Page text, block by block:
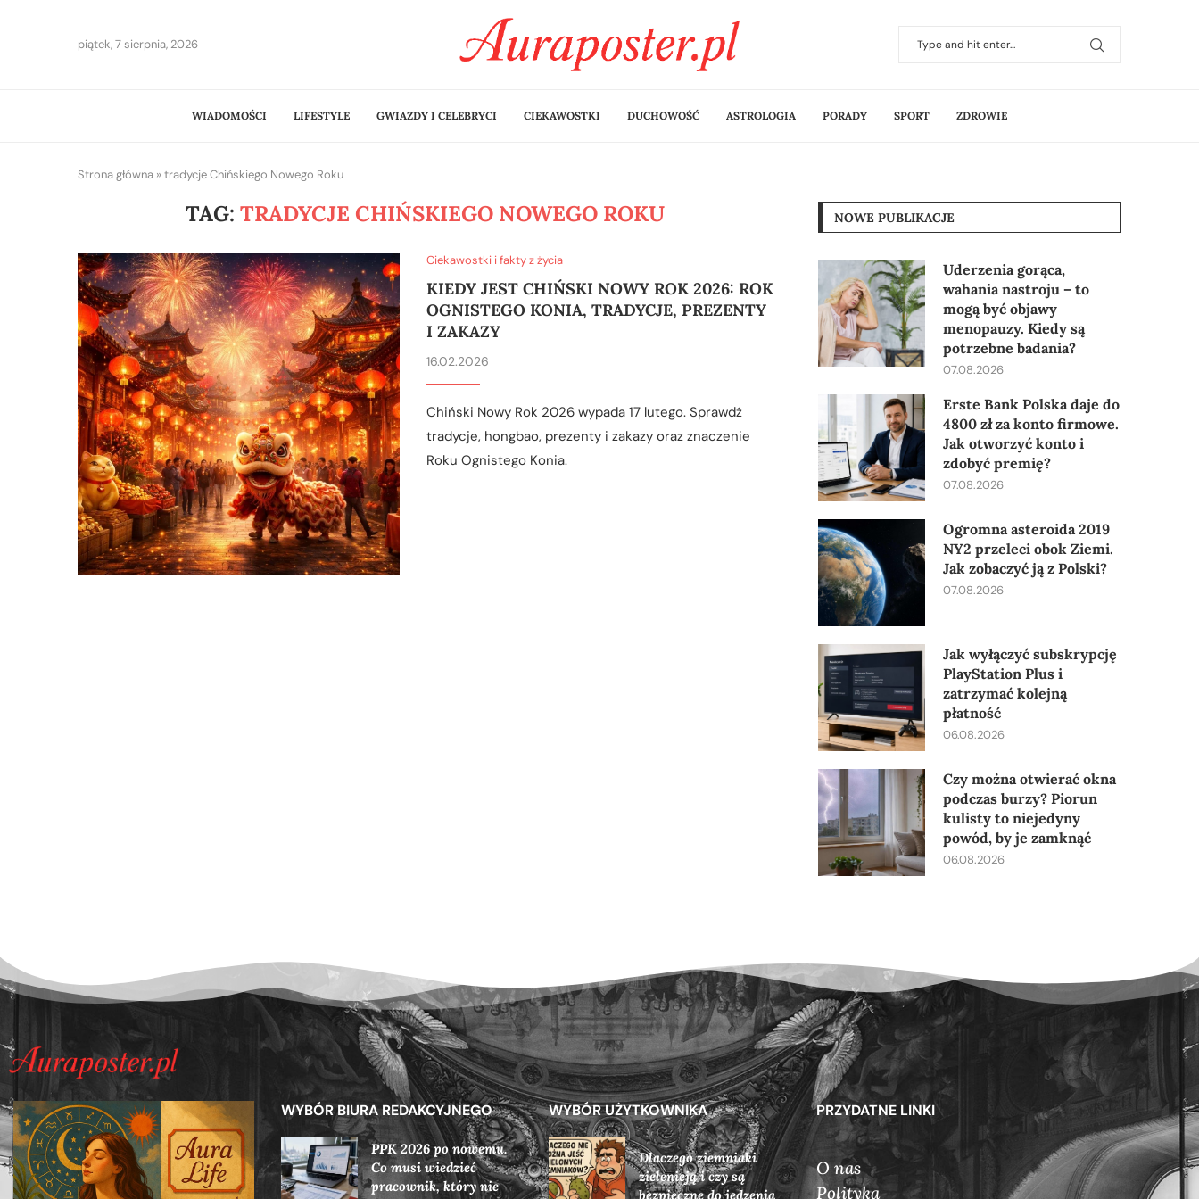
piątek, 7 sierpnia, 2026
WIADOMOŚCI LIFESTYLE GWIAZDY I CELEBRYCI CIEKAWOSTKI DUCHOWOŚĆ ASTROLOGIA PORADY SPORT ZDROWIE
Strona główna » tradycje Chińskiego Nowego Roku
TAG:TRADYCJE CHIŃSKIEGO NOWEGO ROKU
Ciekawostki i fakty z życia
KIEDY JEST CHIŃSKI NOWY ROK 2026: ROK
OGNISTEGO KONIA, TRADYCJE, PREZENTY
I ZAKAZY
16.02.2026
Chiński Nowy Rok 2026 wypada 17 lutego. Sprawdź
tradycje, hongbao, prezenty i zakazy oraz znaczenie
Roku Ognistego Konia.
NOWE PUBLIKACJE
Uderzenia gorąca,
wahania nastroju – to
mogą być objawy
menopauzy. Kiedy są
potrzebne badania?
07.08.2026
Erste Bank Polska daje do
4800 zł za konto firmowe.
Jak otworzyć konto i
zdobyć premię?
07.08.2026
Ogromna asteroida 2019
NY2 przeleci obok Ziemi.
Jak zobaczyć ją z Polski?
07.08.2026
Jak wyłączyć subskrypcję
PlayStation Plus i
zatrzymać kolejną
płatność
06.08.2026
Czy można otwierać okna
podczas burzy? Piorun
kulisty to niejedyny
powód, by je zamknąć
06.08.2026
WYBÓR BIURA REDAKCYJNEGO
PPK 2026 po nowemu.
Co musi wiedzieć
pracownik, który nie
WYBÓR UŻYTKOWNIKA
Dlaczego ziemniaki
zielenieją i czy są
bezpieczne do jedzenia
PRZYDATNE LINKI
O nas
Polityka